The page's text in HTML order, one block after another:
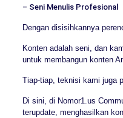
– Seni Menulis Profesional
Dengan disisihkannya
Konten adalah seni, dan
untuk membangun konten
Tiap-tiap, teknisi kami juga
Di sini, di Nomor1.us
terupdate, menghasilkan